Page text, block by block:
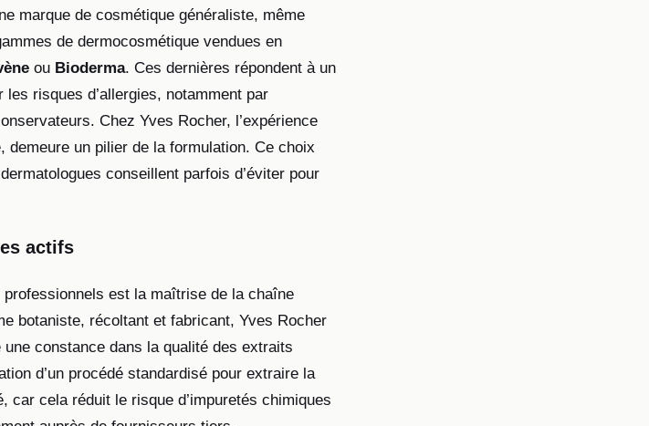
marque de cosmétique généraliste, même
de dermocosmétique vendues en
ou Bioderma. Ces dernières répondent à un
risques d’allergies, notamment par
Chez Yves Rocher, l’expérience
demeure un pilier de la formulation. Ce choix
conseillent parfois d’éviter pour
actifs
est la maîtrise de la chaîne
botaniste, récoltant et fabricant, Yves Rocher
constance dans la qualité des extraits
d’un procédé standardisé pour extraire la
car cela réduit le risque d’impuretés chimiques